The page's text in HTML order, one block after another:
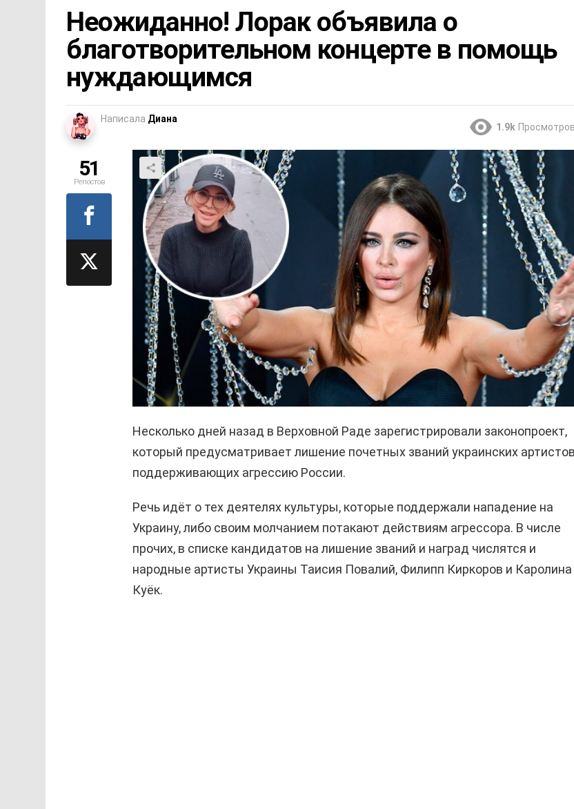
Неожиданно! Лорак объявила о
благотворительном концерте в помощь
нуждающимся
Написала Диана
1.9k Просмотров
Несколько дней назад в Верховной Раде зарегистрировали законопроект,
который предусматривает лишение почетных званий украинских
поддерживающих агрессию России.
Речь идёт о тех деятелях культуры, которые поддержали нападение на
Украину, либо своим молчанием потакают действиям агрессора. В числе
прочих, в списке кандидатов на лишение званий и наград числятся и
народные артисты Украины Таисия Повалий, Филипп Киркоров и Каролина
Куёк.
51
Репостов